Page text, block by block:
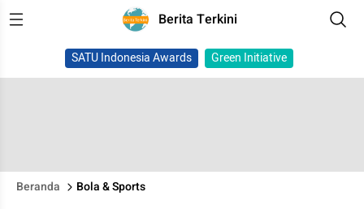
Berita Terkini
SATU Indonesia Awards Green Initiative
Beranda Bola & Sports